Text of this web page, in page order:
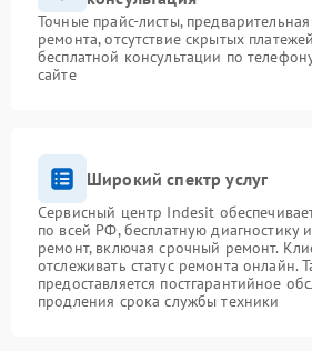
Точные прайс-листы,
ремонта, отсутствие скрытых
бесплатной консультации по
сайте
Широкий спектр услуг
Сервисный центр Indesit
по всей РФ, бесплатную диагностику
ремонт, включая срочный ремонт.
отслеживать статус ремонта онлайн.
предоставляется постгарантийное
продления срока службы техники